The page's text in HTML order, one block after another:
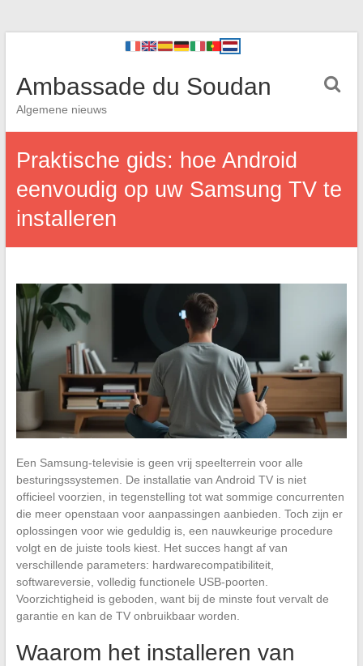
Ambassade du Soudan
Algemene nieuws
Praktische gids: hoe Android
eenvoudig op uw Samsung TV te
installeren
Een Samsung-televisie is geen vrij speelterrein voor alle
besturingssystemen. De installatie van Android TV is niet
officieel voorzien, in tegenstelling tot wat sommige concurrenten
die meer openstaan voor aanpassingen aanbieden. Toch zijn er
oplossingen voor wie geduldig is, een nauwkeurige procedure
volgt en de juiste tools kiest. Het succes hangt af van
verschillende parameters: hardwarecompatibiliteit,
softwareversie, volledig functionele USB-poorten.
Voorzichtigheid is geboden, want bij de minste fout vervalt de
garantie en kan de TV onbruikbaar worden.
Waarom het installeren van